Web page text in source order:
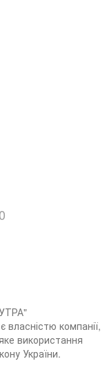
власністю компанії,
використання
України.